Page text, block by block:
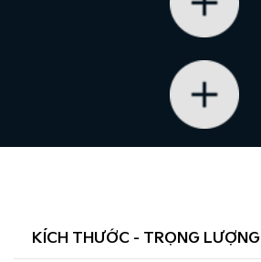
KÍCH THƯỚC - TRỌNG LƯỢNG